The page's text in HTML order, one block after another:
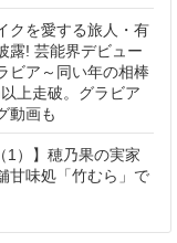
クを愛する旅人・有
露! 芸能界デビュー
ビア～同い年の相棒
上走破。グラビア
動画も
1）】穂乃果の実家
甘味処「竹むら」で